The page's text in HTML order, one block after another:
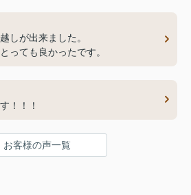
行動している姿には脱帽です。
しが出来ました。
っても良かったです。
！！！
お客様の声一覧